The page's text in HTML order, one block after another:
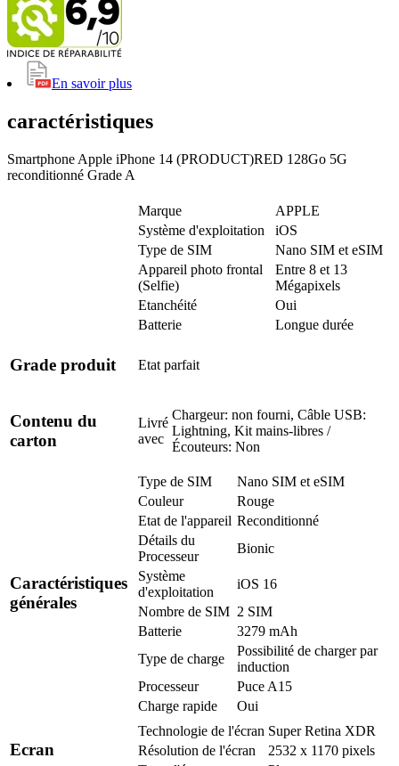
En savoir plus
caractéristiques
Smartphone Apple iPhone 14 (PRODUCT)RED 128Go 5G
reconditionné Grade A
Marque
APPLE
Système d'exploitation
iOS
Type de SIM
Nano SIM et eSIM
Appareil photo frontal
(Selfie)
Entre 8 et 13
Mégapixels
Etanchéité
Oui
Batterie
Longue durée
Grade produit Etat parfait
Contenu du
carton
Livré
avec
Chargeur: non fourni, Câble USB:
Lightning, Kit mains-libres /
Écouteurs: Non
Caractéristiques
générales
Type de SIM
Nano SIM et eSIM
Couleur
Rouge
Etat de l'appareil Reconditionné
Détails du
Processeur
Bionic
Système
d'exploitation
iOS 16
Nombre de SIM 2 SIM
Batterie
3279 mAh
Type de charge
Possibilité de charger par
induction
Processeur
Puce A15
Charge rapide
Oui
Ecran
Technologie de l'écran Super Retina XDR
Résolution de l'écran
2532 x 1170 pixels